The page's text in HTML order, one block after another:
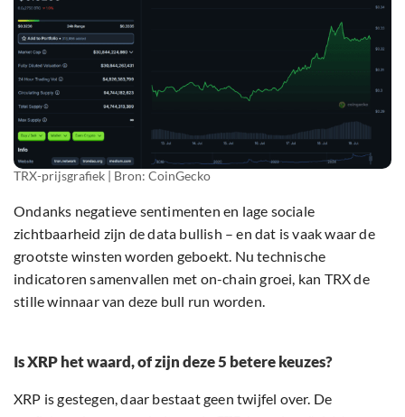
TRX-prijsgrafiek | Bron: CoinGecko
Ondanks negatieve sentimenten en lage sociale
zichtbaarheid zijn de data bullish – en dat is vaak waar de
grootste winsten worden geboekt. Nu technische
indicatoren samenvallen met on-chain groei, kan TRX de
stille winnaar van deze bull run worden.
Is XRP het waard, of zijn deze 5 betere keuzes?
XRP is gestegen, daar bestaat geen twijfel over. De